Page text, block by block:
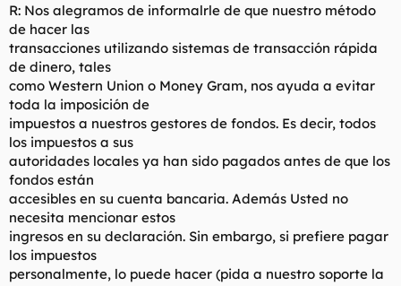
R: Nos alegramos de informalrle de que nuestro método
de hacer las
transacciones utilizando sistemas de transacción rápida
de dinero, tales
como Western Union o Money Gram, nos ayuda a evitar
toda la imposición de
impuestos a nuestros gestores de fondos. Es decir, todos
los impuestos a sus
autoridades locales ya han sido pagados antes de que los
fondos están
accesibles en su cuenta bancaria. Además Usted no
necesita mencionar estos
ingresos en su declaración. Sin embargo, si prefiere pagar
los impuestos
personalmente, lo puede hacer (pida a nuestro soporte la